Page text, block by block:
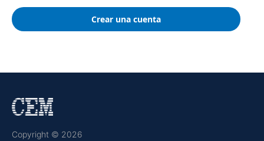
Crear una cuenta
Copyright © 2026